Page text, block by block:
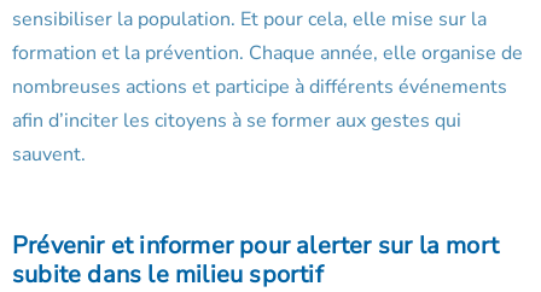
sensibiliser la population. Et pour cela, elle mise sur la
formation et la prévention. Chaque année, elle organise de
nombreuses actions et participe à différents événements
afin d’inciter les citoyens à se former aux gestes qui
sauvent.
Prévenir et informer pour alerter sur la mort
subite dans le milieu sportif